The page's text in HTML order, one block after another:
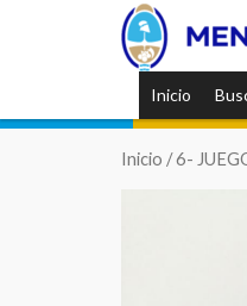
Inicio
Inicio /6-